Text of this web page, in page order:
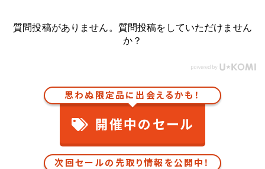
質問投稿がありません。質問投稿をしていただけません
か？
思わぬ限定品に出会えるかも！
開催中のセール
次回セールの先取り情報を公開中！